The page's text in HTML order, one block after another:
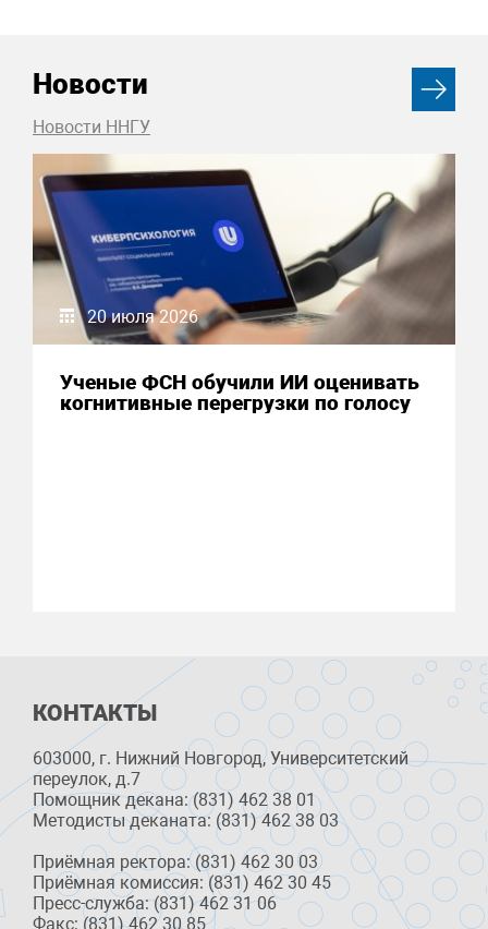
Новости
Новости ННГУ
20 июля 2026
Ученые ФСН обучили ИИ оценивать
когнитивные перегрузки по голосу
КОНТАКТЫ
603000, г. Нижний Новгород, Университетский
переулок, д.7
Помощник декана: (831) 462 38 01
Методисты деканата: (831) 462 38 03
Приёмная ректора: (831) 462 30 03
Приёмная комиссия: (831) 462 30 45
Пресс-служба: (831) 462 31 06
Факс: (831) 462 30 85